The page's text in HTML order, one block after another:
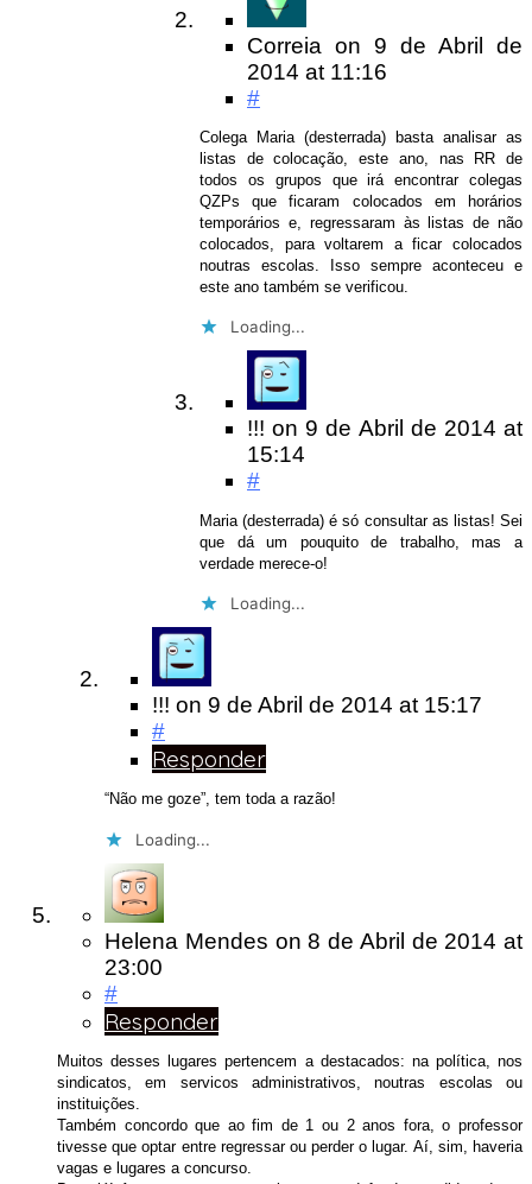
Correia on 9 de Abril de
2014 at 11:16
#
Colega Maria (desterrada) basta analisar as
listas de colocação, este ano, nas RR de
todos os grupos que irá encontrar colegas
QZPs que ficaram colocados em horários
temporários e, regressaram às listas de não
colocados, para voltarem a ficar colocados
noutras escolas. Isso sempre aconteceu e
este ano também se verificou.
Loading...
!!! on 9 de Abril de 2014at
15:14
#
Maria (desterrada) é só consultar as listas! Sei
que dá um pouquito de trabalho, mas a
verdade merece-o!
Loading...
!!! on 9 de Abril de 2014 at 15:17
#
Responder
“Não me goze”, tem toda a razão!
Loading...
Helena Mendes on8 de Abril de 2014 at
23:00
#
Responder
Muitos desses lugares pertencem a destacados: na política, nos
sindicatos, em servicos administrativos, noutras escolas ou
instituições.
Também concordo que ao fim de 1 ou 2 anos fora, o professor
tivesse que optar entre regressar ou perder o lugar. Aí, sim, haveria
vagas e lugares a concurso.